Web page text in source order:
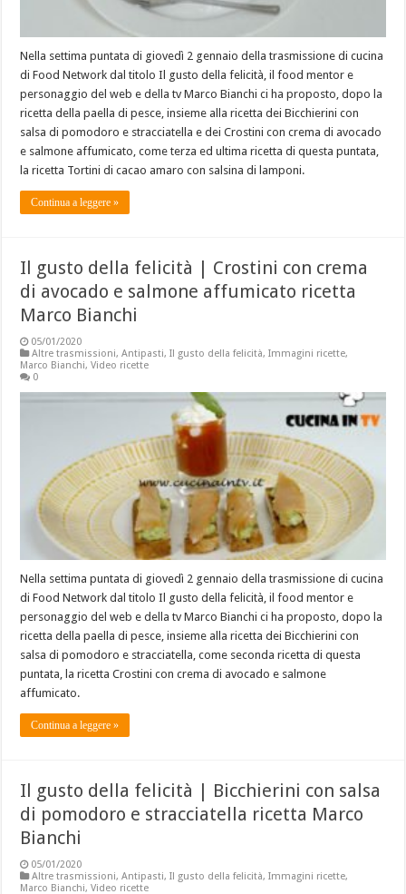
Nella settima puntata di giovedì 2 gennaio della trasmissione di cucina
di Food Network dal titolo Il gusto della felicità, il food mentor e
personaggio del web e della tv Marco Bianchi ci ha proposto, dopo la
ricetta della paella di pesce, insieme alla ricetta dei Bicchierini con
salsa di pomodoro e stracciatella e dei Crostini con crema di avocado
e salmone affumicato, come terza ed ultima ricetta di questa puntata,
la ricetta Tortini di cacao amaro con salsina di lamponi.
Continua a leggere »
Il gusto della felicità | Crostini con crema
di avocado e salmone affumicato ricetta
Marco Bianchi
05/01/2020
Altre trasmissioni,Antipasti,Il gusto della felicità,Immagini ricette,
Marco Bianchi,Video ricette
0
Nella settima puntata di giovedì 2 gennaio della trasmissione di cucina
di Food Network dal titolo Il gusto della felicità, il food mentor e
personaggio del web e della tv Marco Bianchi ci ha proposto, dopo la
ricetta della paella di pesce, insieme alla ricetta dei Bicchierini con
salsa di pomodoro e stracciatella, come seconda ricetta di questa
puntata, la ricetta Crostini con crema di avocado e salmone
affumicato.
Continua a leggere »
Il gusto della felicità | Bicchierini con salsa
di pomodoro e stracciatella ricetta Marco
Bianchi
05/01/2020
Altre trasmissioni,Antipasti,Il gusto della felicità,Immagini ricette,
Marco Bianchi,Video ricette